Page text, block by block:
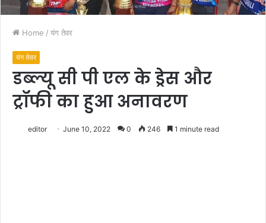
Home / यंग तेवर
यंग तेवर
डब्ल्यू सी पी एल के ड्रेस और
ट्रॉफी का हुआ अनावरण
editor June 10, 2022 0 246 1 minute read